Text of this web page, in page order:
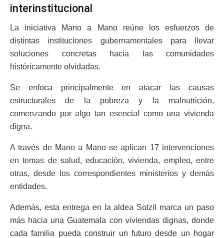
interinstitucional
La iniciativa Mano a Mano reúne los esfuerzos de
distintas instituciones gubernamentales para llevar
soluciones concretas hacia las comunidades
históricamente olvidadas.
Se enfoca principalmente en atacar las causas
estructurales de la pobreza y la malnutrición,
comenzando por algo tan esencial como una vivienda
digna.
A través de Mano a Mano se aplican 17 intervenciones
en temas de salud, educación, vivienda, empleo, entre
otras, desde los correspondientes ministerios y demás
entidades.
Además, esta entrega en la aldea Sotzil marca un paso
más hacia una Guatemala con viviendas dignas, donde
cada familia pueda construir un futuro desde un hogar